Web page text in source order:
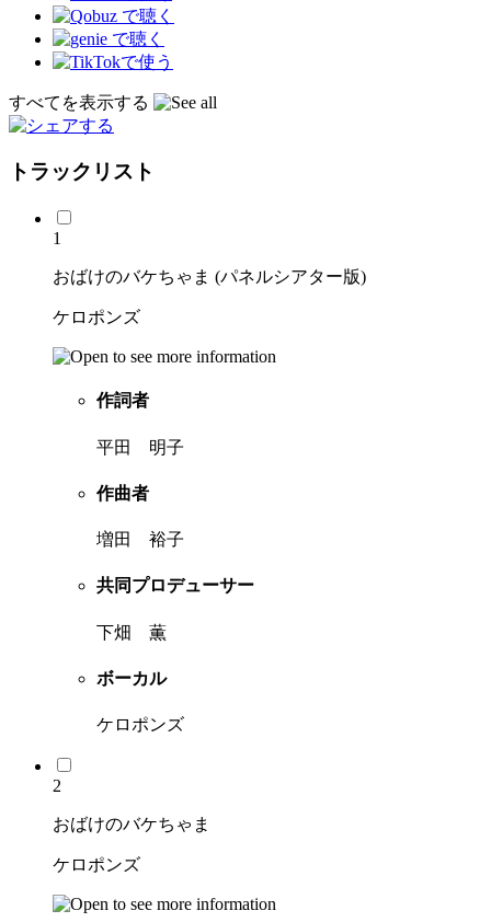
すべてを表示する
トラックリスト
1
おばけのバケちゃま (パネルシアター版)
ケロポンズ
作詞者
平田 明子
作曲者
増田 裕子
共同プロデューサー
下畑 薫
ボーカル
ケロポンズ
2
おばけのバケちゃま
ケロポンズ